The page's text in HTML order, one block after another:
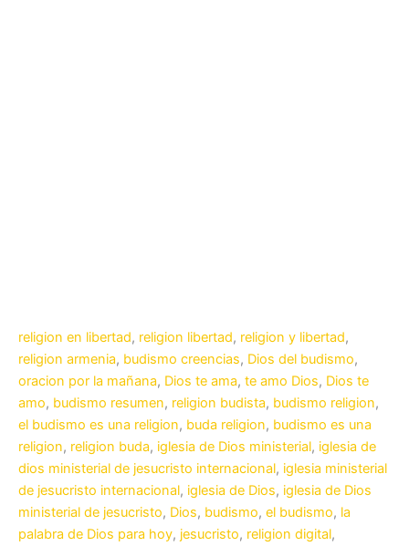
religion en libertad, religion libertad, religion y libertad,
religion armenia, budismo creencias, Dios del budismo,
oracion por la mañana, Dios te ama, te amo Dios, Dios te
amo, budismo resumen, religion budista, budismo religion,
el budismo es una religion, buda religion, budismo es una
religion, religion buda, iglesia de Dios ministerial, iglesia de
dios ministerial de jesucristo internacional, iglesia ministerial
de jesucristo internacional, iglesia de Dios, iglesia de Dios
ministerial de jesucristo, Dios, budismo, el budismo, la
palabra de Dios para hoy, jesucristo, religion digital,